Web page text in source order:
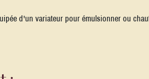
d'un variateur pour émulsionner ou